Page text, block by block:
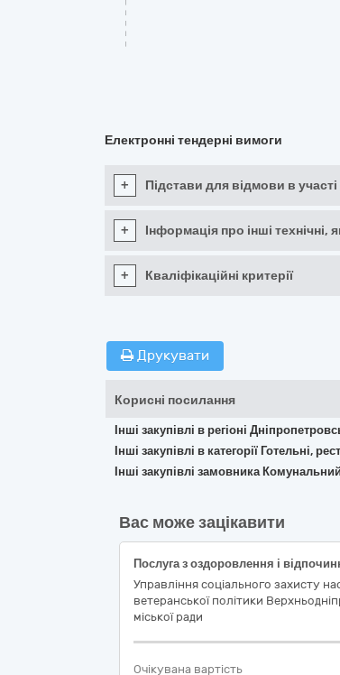
Електронні тендерні вимоги
+ Підстави для відмови в участі
+ Інформація про інші технічні,
+ Кваліфікаційні критерії
Друкувати
Корисні посилання
Інші закупівлі в регіоні
Інші закупівлі в категорії Готельні,
Інші закупівлі замовника
Вас може зацікавити
Управління соціального захисту
ветеранської політики
міської ради
Очікувана вартість